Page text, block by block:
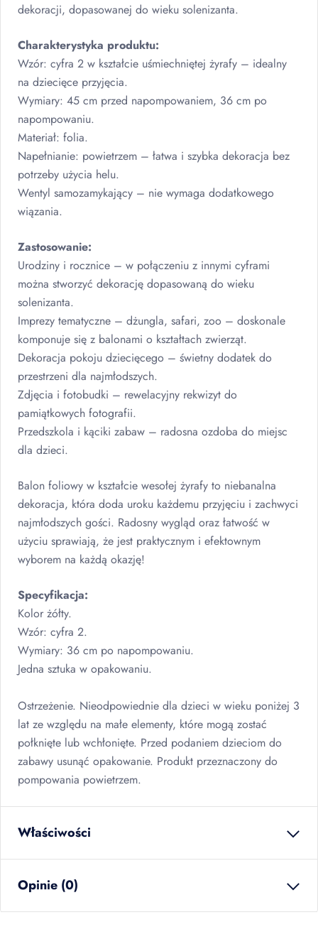
dekoracji, dopasowanej do wieku solenizanta.
Charakterystyka produktu:
Wzór: cyfra 2 w kształcie uśmiechniętej żyrafy – idealny
na dziecięce przyjęcia.
Wymiary: 45 cm przed napompowaniem, 36 cm po
napompowaniu.
Materiał: folia.
Napełnianie: powietrzem – łatwa i szybka dekoracja bez
potrzeby użycia helu.
Wentyl samozamykający – nie wymaga dodatkowego
wiązania.
Zastosowanie:
Urodziny i rocznice – w połączeniu z innymi cyframi
można stworzyć dekorację dopasowaną do wieku
solenizanta.
Imprezy tematyczne – dżungla, safari, zoo – doskonale
komponuje się z balonami o kształtach zwierząt.
Dekoracja pokoju dziecięcego – świetny dodatek do
przestrzeni dla najmłodszych.
Zdjęcia i fotobudki – rewelacyjny rekwizyt do
pamiątkowych fotografii.
Przedszkola i kąciki zabaw – radosna ozdoba do miejsc
dla dzieci.
Balon foliowy w kształcie wesołej żyrafy to niebanalna
dekoracja, która doda uroku każdemu przyjęciu i zachwyci
najmłodszych gości. Radosny wygląd oraz łatwość w
użyciu sprawiają, że jest praktycznym i efektownym
wyborem na każdą okazję!
Specyfikacja:
Kolor żółty.
Wzór: cyfra 2.
Wymiary: 36 cm po napompowaniu.
Jedna sztuka w opakowaniu.
Ostrzeżenie. Nieodpowiednie dla dzieci w wieku poniżej 3
lat ze względu na małe elementy, które mogą zostać
połknięte lub wchłonięte. Przed podaniem dzieciom do
zabawy usunąć opakowanie. Produkt przeznaczony do
pompowania powietrzem.
Właściwości
ilość w opakowaniu
zbiorczym
Opinie (0)